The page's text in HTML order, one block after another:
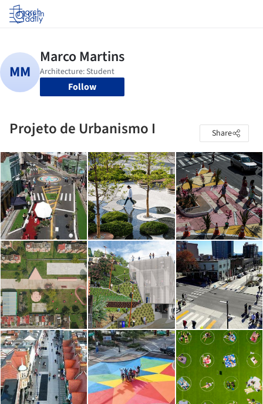
Log in
Follow
Projeto de Urbanismo I Share